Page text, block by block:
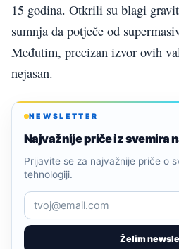
15 godina. Otkrili su blagi
sumnja da potječe od
Međutim, precizan izvor ovih
nejasan.
NEWSLETTER
Najvažnije priče iz svemira
Želim
Prijavite se za najvažnije priče o
tehnologiji.